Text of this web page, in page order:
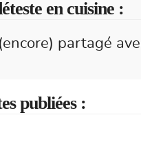
en cuisine :
partagé
publiées :